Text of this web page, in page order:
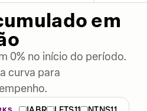
em
0% no início do período.
curva para